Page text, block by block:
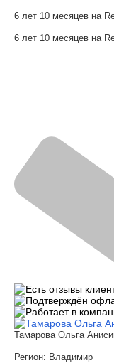
6 лет 10 месяцев на
6 лет 10 месяцев на
Тамарова Ольга
Регион: Владимир